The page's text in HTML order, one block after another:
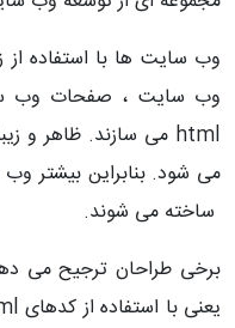
وب سایت ، صفحات وب
ساخته می شوند.
برخی طراحان ترجیح می